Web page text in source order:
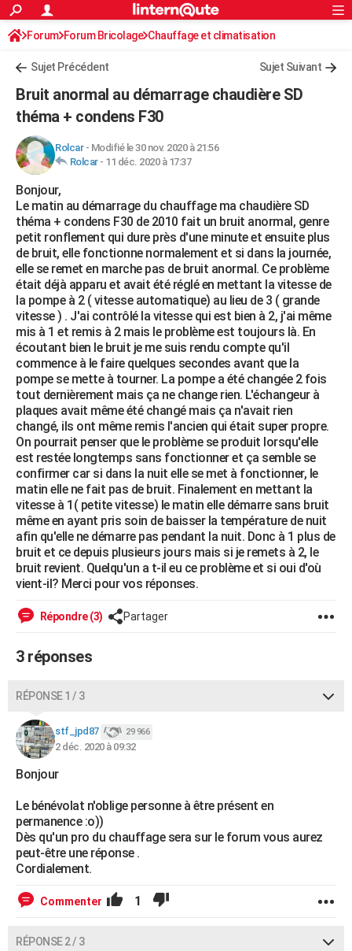
ACTUALITÉS
Politique
Société
Faits Divers
Education
Monde
Villes
+
Programme TV
TNTStreaming
Cinéma
Sorties cinéma
Musique
+FINANCE
Retraite
Impôts
Epargne
Immobilier
Risques naturels par ville
Banque
Assurance
Crédit
AUTO
Essais
Réserver un essai
Citadines
Berlines
SUV
Forum auto
HIGH-TECH
Mobiles
Meilleur smartphone
Internet
Ordinateurs
Jeux vidéo
Guide high-tech
BRICOLAGE
Forum
Aménagement intérieur
Extérieur
Cuisine
Salle de bains
Jardinage
Rangement
WEEK-END
Guides de France
Escapades
Patrimoine
Expositions
Musées
Week-end nature
+LIFESTYLE
Art de vivre
Bien-être
Loisirs
Mode
Modes de vie
SANTE
Alimentation
Guide de la santé
Maladies
Médicaments
Sommeil
VOYAGE
Destinations
City break
Voyage nature
Voyage de noces
Forum
Climat
+
GUIDES D'ACHAT
BONS PLANS
CARTE DE VOEUX
Carte de Noël
Carte Bonne année
Carte Saint-Valentin
Carte Pâques
Carte d'anniversaire
DICTIONNAIRE
Dictionnaire
Biographies
Citations
Expressions
Proverbes
PROGRAMME TV
COPAINS D'AVANT
S'inscrire
Se connecter
Lycées
Collèges
Primaires
Universités
Entreprises
Service militaire
Avis de recherche
FORUM
Bricolage
Lifestyle
Culture
Sport
Auto
Television
Voyage
Cinema
Rechercher
S'inscrire
Connexion
Forum Forum Bricolage Chauffage et climatisation
Chauffage Fuel / Gaz / Pétrole
Sujet Précédent Sujet Suivant
Bruit anormal au démarrage chaudière SD
théma + condens F30
Rolcar- Modifié le 30 nov. 2020 à 21:56
Rolcar- 11 déc. 2020 à 17:37
Bonjour,
Le matin au démarrage du chauffage ma chaudière SD
théma + condens F30 de 2010 fait un bruit anormal, genre
petit ronflement qui dure près d'une minute et ensuite plus
de bruit, elle fonctionne normalement et si dans la journée,
elle se remet en marche pas de bruit anormal. Ce problème
était déjà apparu et avait été réglé en mettant la vitesse de
la pompe à 2 ( vitesse automatique) au lieu de 3 ( grande
vitesse ) . J'ai contrôlé la vitesse qui est bien à 2, j'ai même
mis à 1 et remis à 2 mais le problème est toujours là. En
écoutant bien le bruit je me suis rendu compte qu'il
commence à le faire quelques secondes avant que la
pompe se mette à tourner. La pompe a été changée 2 fois
tout dernièrement mais ça ne change rien. L'échangeur à
plaques avait même été changé mais ça n'avait rien
changé, ils ont même remis l'ancien qui était super propre.
On pourrait penser que le problème se produit lorsqu'elle
est restée longtemps sans fonctionner et ça semble se
confirmer car si dans la nuit elle se met à fonctionner, le
matin elle ne fait pas de bruit. Finalement en mettant la
vitesse à 1( petite vitesse) le matin elle démarre sans bruit
même en ayant pris soin de baisser la température de nuit
afin qu'elle ne démarre pas pendant la nuit. Donc à 1 plus de
bruit et ce depuis plusieurs jours mais si je remets à 2, le
bruit revient. Quelqu'un a t-il eu ce problème et si oui d'où
vient-il? Merci pour vos réponses.
Répondre (3) Partager
3 réponses
RÉPONSE 1 / 3
stf_jpd87 29 966
2 déc. 2020 à 09:32
Bonjour
Le bénévolat n'oblige personne à être présent en
permanence :o))
Dès qu'un pro du chauffage sera sur le forum vous aurez
peut-être une réponse .
Cordialement.
Commenter 1
RÉPONSE 2 / 3